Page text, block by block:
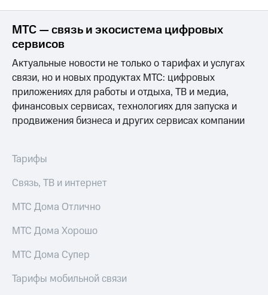
МТС — связь и экосистема цифровых
сервисов
Актуальные новости не только о тарифах и услугах
связи, но и новых продуктах МТС: цифровых
приложениях для работы и отдыха, ТВ и медиа,
финансовых сервисах, технологиях для запуска и
продвижения бизнеса и других сервисах компании
Тарифы
Связь, ТВ и интернет
МТС Дома Отлично
МТС Дома Хорошо
МТС Дома Супер
Тарифы мобильной связи